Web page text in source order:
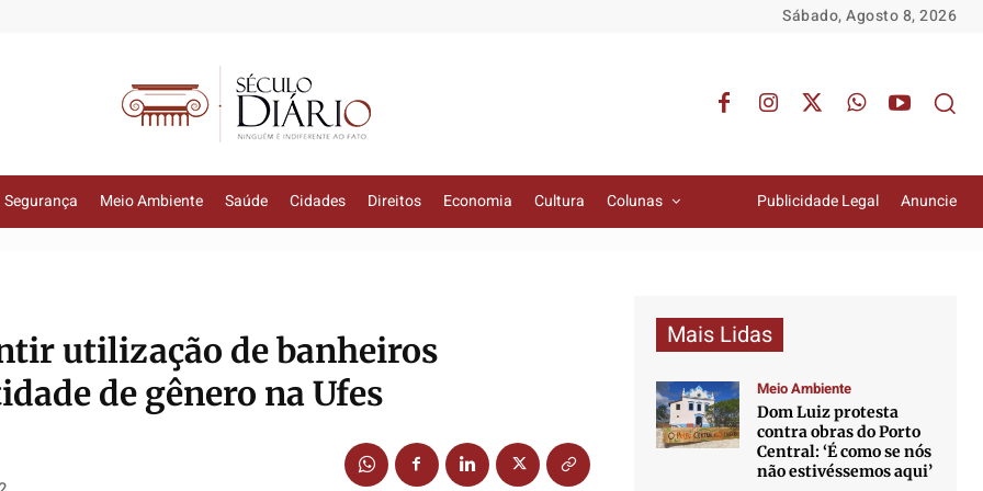
Sábado, Agosto 8, 2026
Segurança Meio Ambiente Saúde Cidades Direitos Economia Cultura Colunas Publicidade Legal Anuncie
utilização de banheiros
de gênero na Ufes
Mais Lidas
Meio Ambiente
Dom Luiz protesta
contra obras do Porto
Central: ‘É como se nós
não estivéssemos aqui’